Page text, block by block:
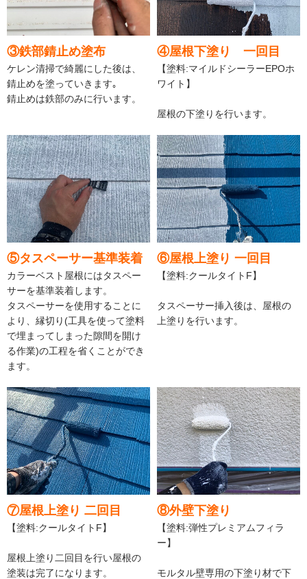
③鉄部錆止め塗布
ケレン清掃で綺麗にした後は、
錆止めを塗っていきます｡
錆止めは鉄部のみに行います。
④屋根下塗り 一回目
【塗料:マイルドシーラーEPOホ
ワイト】
屋根の下塗りを行います。
⑤タスペーサー基準装着
カラーベスト屋根にはタスペー
サーを基準装着します。
タスペーサーを使用することに
より、縁切り(工具を使って塗料
で埋まってしまった隙間を開け
る作業)の工程を省くことができ
ます。
⑥屋根上塗り 一回目
【塗料:クールタイトF】
タスペーサー挿入後は、屋根の
上塗りを行います。
⑦屋根上塗り 二回目
【塗料:クールタイトF】
屋根上塗り二回目を行い屋根の
塗装は完了になります。
⑧外壁下塗り
【塗料:弾性プレミアムフィラ
ー】
モルタル壁専用の下塗り材で下